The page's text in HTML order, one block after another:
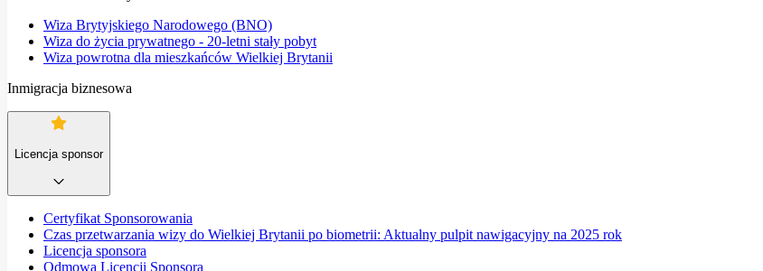
Wiza Brytyjskiego Narodowego (BNO)
Wiza do życia prywatnego - 20-letni stały pobyt
Wiza powrotna dla mieszkańców Wielkiej Brytanii
Inmigracja biznesowa
Licencja sponsor
Certyfikat Sponsorowania
Czas przetwarzania wizy do Wielkiej Brytanii po biometrii: Aktualny pulpit nawigacyjny na 2025 rok
Licencja sponsora
Odmowa Licencji Sponsora